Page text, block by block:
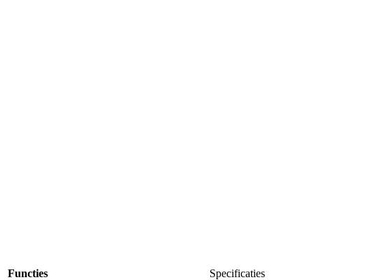
Functies Specificaties